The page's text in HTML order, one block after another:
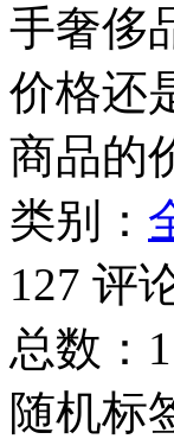
手奢侈
价格还
商品的
类别：
127 评
总数：1
随机标